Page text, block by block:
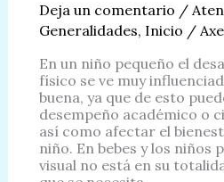
de
tus
Deja un comentario /
Generalidades, Inicio /
En un niño pequeño el
físico se ve muy
buena, ya que de esto
desempeño académico o
así como afectar el
niño. En bebes y los niños
visual no está en su